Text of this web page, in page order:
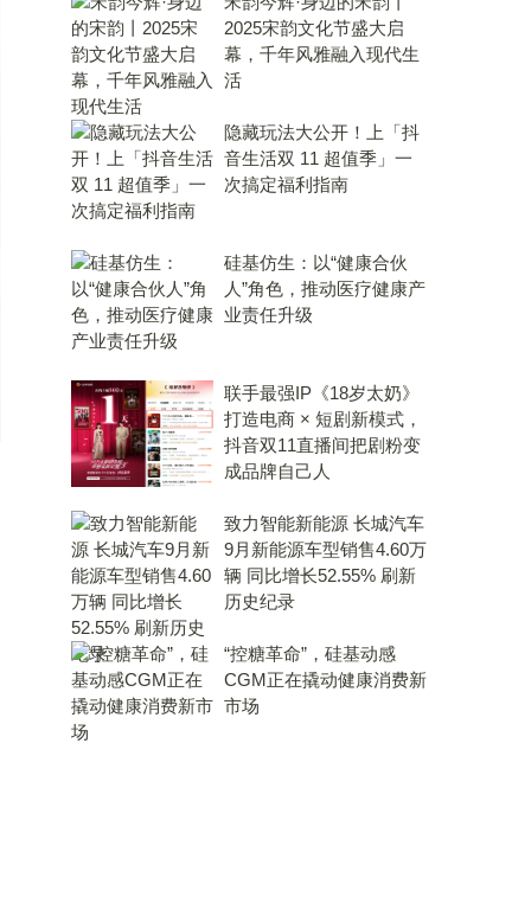
2025宋韵文化节盛大启
幕，千年风雅融入现代生
活
隐藏玩法大公开！上「抖
音生活双 11 超值季」一
次搞定福利指南
硅基仿生：以“健康合伙
人”角色，推动医疗健康产
业责任升级
联手最强IP《18岁太奶》
打造电商 × 短剧新模式，
抖音双11直播间把剧粉变
成品牌自己人
致力智能新能源 长城汽车
9月新能源车型销售4.60万
辆 同比增长52.55% 刷新
历史纪录
“控糖革命”，硅基动感
CGM正在撬动健康消费新
市场